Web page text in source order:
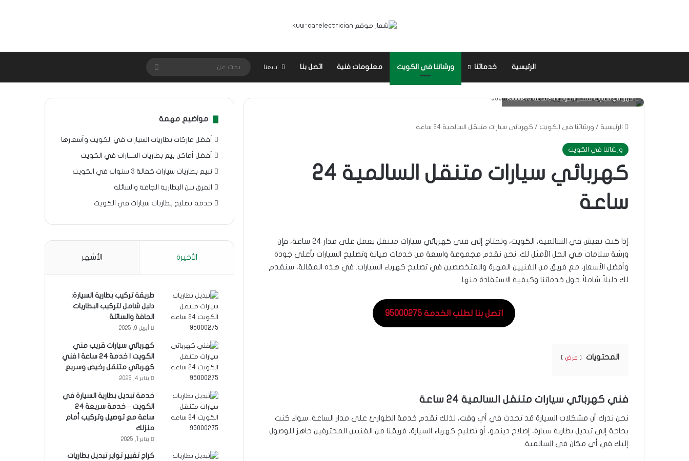
الرئيسية خدماتنا ورشاتنا في الكويت معلومات فنية اتصل بنا تابعنا
عن
كهربائي سيارات متنقل الكويت 24 ساعة 95000275
الرئيسية / ورشاتنا في الكويت / كهربائي سيارات متنقل السالمية 24 ساعة
ورشاتنا في الكويت
كهربائي سيارات متنقل السالمية 24
ساعة
إذا كنت تعيش في السالمية، الكويت، وتحتاج إلى فني كهربائي سيارات متنقل يعمل على مدار 24 ساعة، فإن
ورشة سلامات هي الحل الأمثل لك. نحن نقدم مجموعة واسعة من خدمات صيانة وتصليح السيارات بأعلى جودة
وأفضل الأسعار، مع فريق من الفنيين المهرة والمتخصصين في تصليح كهرباء السيارات. في هذه المقالة، سنقدم
لك دليلاً شاملاً حول خدماتنا وكيفية الاستفادة منها.
اتصل بنا لطلب الخدمة 95000275
المحتويات عرض
فني كهربائي سيارات متنقل السالمية 24 ساعة
نحن ندرك أن مشكلات السيارة قد تحدث في أي وقت، لذلك نقدم خدمة الطوارئ على مدار الساعة. سواء كنت
بحاجة إلى تبديل بطارية سيارة، إصلاح دينمو، أو تصليح كهرباء السيارة، فريقنا من الفنيين المحترفين جاهز للوصول
إليك في أي مكان في السالمية.
مواضيع مهمة
أفضل ماركات بطاريات السيارات في الكويت وأسعارها
أفضل أماكن بيع بطاريات السيارات في الكويت
نبيع بطاريات سيارات كفالة 3 سنوات في الكويت
الفرق بين البطارية الجافة والسائلة
خدمة تصليح بطاريات سيارات في الكويت
الأخيرة الأشهر
طريقة تركيب بطارية السيارة:
دليل شامل لتركيب البطاريات
الجافة والسائلة
أبريل 9, 2025
كهربائي سيارات قريب مني
الكويت | خدمة 24 ساعة | فني
كهربائي متنقل رخيص وسريع
يناير 4, 2025
خدمة تبديل بطارية السيارة في
الكويت – خدمة سريعة 24
ساعة مع توصيل وتركيب أمام
منزلك
يناير 1, 2025
كراج تغيير تواير تبديل بطاريات